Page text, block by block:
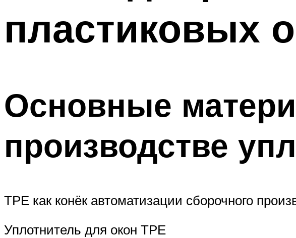
пластиковых
Основные
производстве
ТРЕ как конёк автоматизации сборочного
Уплотнитель для окон ТРЕ